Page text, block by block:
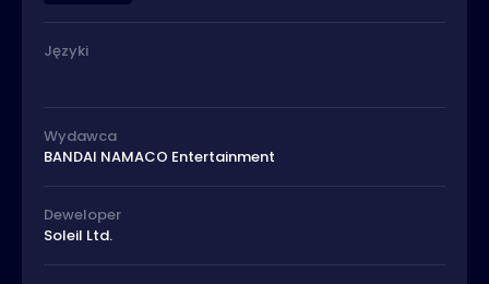
Języki
Wydawca
BANDAI NAMACO Entertainment
Deweloper
Soleil Ltd.